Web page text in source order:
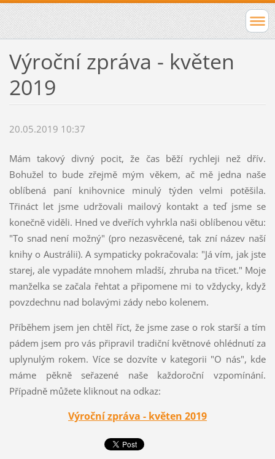
Výroční zpráva - květen
2019
20.05.2019 10:37
Mám takový divný pocit, že čas běží rychleji než dřív.
Bohužel to bude zřejmě mým věkem, ač mě jedna naše
oblíbená paní knihovnice minulý týden velmi potěšila.
Třináct let jsme udržovali mailový kontakt a teď jsme se
konečně viděli. Hned ve dveřích vyhrkla naši oblíbenou větu:
"To snad není možný" (pro nezasvěcené, tak zní název naší
knihy o Austrálii). A sympaticky pokračovala: "Já vím, jak jste
starej, ale vypadáte mnohem mladší, zhruba na třicet." Moje
manželka se začala řehtat a připomene mi to vždycky, když
povzdechnu nad bolavými zády nebo kolenem.
Příběhem jsem jen chtěl říct, že jsme zase o rok starší a tím
pádem jsem pro vás připravil tradiční květnové ohlédnutí za
uplynulým rokem. Více se dozvíte v kategorii "O nás", kde
máme pěkně seřazené naše každoroční vzpomínání.
Případně můžete kliknout na odkaz:
Výroční zpráva - květen 2019